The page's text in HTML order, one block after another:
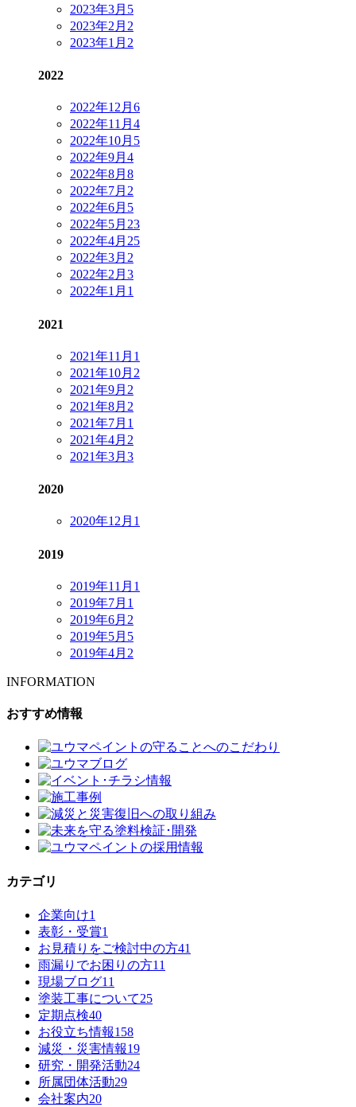
2023年3月 5
2023年2月 2
2023年1月 2
2022
2022年12月 6
2022年11月 4
2022年10月 5
2022年9月 4
2022年8月 8
2022年7月 2
2022年6月 5
2022年5月 23
2022年4月 25
2022年3月 2
2022年2月 3
2022年1月 1
2021
2021年11月 1
2021年10月 2
2021年9月 2
2021年8月 2
2021年7月 1
2021年4月 2
2021年3月 3
2020
2020年12月 1
2019
2019年11月 1
2019年7月 1
2019年6月 2
2019年5月 5
2019年4月 2
INFORMATION
おすすめ情報
カテゴリ
企業向け1
表彰・受賞1
お見積りをご検討中の方41
雨漏りでお困りの方11
現場ブログ11
塗装工事について25
定期点検40
お役立ち情報158
減災・災害情報19
研究・開発活動24
所属団体活動29
会社案内20